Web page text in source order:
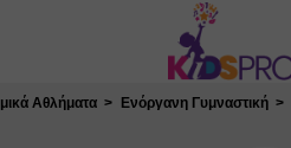
Κλείσιμο
Αθλήματα Ενόργανη Γυμναστική